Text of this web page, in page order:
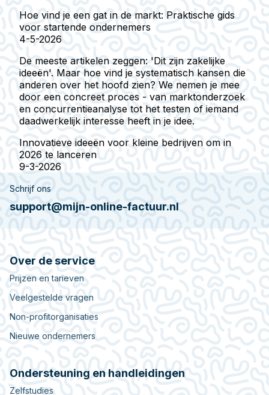
Hoe vind je een gat in de markt: Praktische gids
voor startende ondernemers
4-5-2026
De meeste artikelen zeggen: 'Dit zijn zakelijke
ideeën'. Maar hoe vind je systematisch kansen die
anderen over het hoofd zien? We nemen je mee
door een concreet proces - van marktonderzoek
en concurrentieanalyse tot het testen of iemand
daadwerkelijk interesse heeft in je idee.
Innovatieve ideeën voor kleine bedrijven om in
2026 te lanceren
9-3-2026
Schrijf ons
support@mijn-online-factuur.nl
Over de service
Prijzen en tarieven
Veelgestelde vragen
Non-profitorganisaties
Nieuwe ondernemers
Ondersteuning en handleidingen
Zelfstudies